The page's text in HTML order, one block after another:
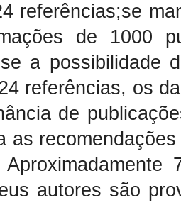
referências;se
de 1000
se a possibilidade
referências, os
de
as
autores são